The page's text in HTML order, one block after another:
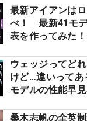
最新アイアンは
べ！ 最新41モ
表を作ってみた
ウェッジってど
けど…違いってあ
モデルの性能早
桑木志帆の全英